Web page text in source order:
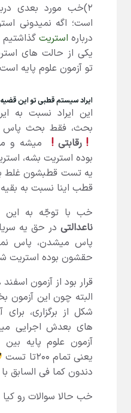
۲)خب مورد بعدی
است؛ اگه نمیدونی
درباره استریت
یکی از حالت های
تو آزمون علوم پایه است(۲.۵% اول
ایراد سیستم قطبی تو این
این ایراد نسبت به
بحث، فقط بحث پاس
️رقابتی
میشه و
بوده استریت بشه،
یه تست قطبشون غلط
قطب اینا نسبت به
خب با توجّه به این
ناعدالتی
حقشون بوده استریت
البته چون این آزمون
های بعدش اجرایی
آزمون علوم پایه
یعنی تمام ۲۰۰تا تست
دندون کما فی السابق
خب حالا سوالات رو